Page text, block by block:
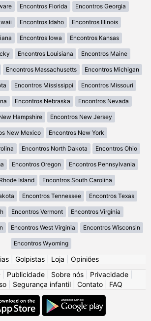
Encontros Florida Encontros Georgia
Encontros Idaho Encontros Illinois
Encontros Iowa Encontros Kansas
Encontros Louisiana Encontros Maine
Encontros Massachusetts Encontros Michigan
Encontros Mississippi Encontros Missouri
Encontros Nebraska Encontros Nevada
Hampshire Encontros New Jersey
New Mexico Encontros New York
Encontros North Dakota Encontros Ohio
Encontros Oregon Encontros Pennsylvania
Island Encontros South Carolina
Encontros Tennessee Encontros Texas
Encontros Vermont Encontros Virginia
Encontros West Virginia Encontros Wisconsin
Encontros Wyoming
Golpistas Loja
Opiniões
Publicidade Sobre nós Privacidade
Segurança infantil Contato FAQ